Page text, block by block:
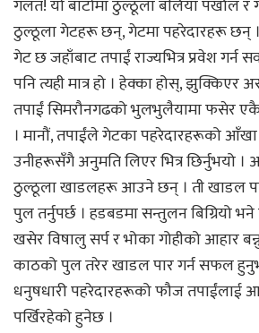
गलत! यो बाटोमा ठुल्ठूला बलिया पर्खाल
ठुल्ठूला गेटहरू छन्, गेटमा पहरेदारहरू छन् ।
गेट छ जहाँबाट तपाईं राज्यभित्र प्रवेश गर्न
पनि त्यही मात्र हो । हेक्का होस्, झुक्किएर
तपाईं सिमरौनगढको भुलभुलैयामा फसेर
। मानौं, तपाईंले गेटका पहरेदारहरूको
उनीहरूसँगै अनुमति लिएर भित्र छिर्नुभयो ।
ठुल्ठूला खाडलहरू आउने छन् । ती खाडल
पुल तर्नुपर्छ । हडबडमा सन्तुलन बिग्रियो
खसेर विषालु सर्प र भोका गोहीको आहार
काठको पुल तरेर खाडल पार गर्न सफल
धनुषधारी पहरेदारहरूको फौज तपाईंलाई
पर्खिरहेको हुनेछ ।